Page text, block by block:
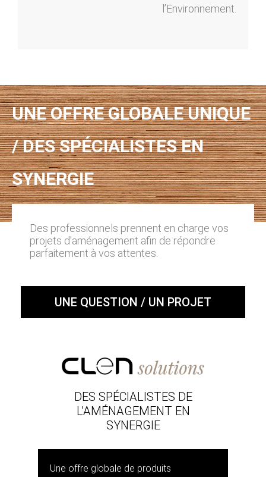
l’Environnement.
UNE OFFRE GLOBALE UNIQUE
/ DES SPÉCIALISTES EN
SYNERGIE
Des professionnels prennent en charge vos
projets d'aménagement afin de répondre
parfaitement à vos attentes.
UNE QUESTION / UN PROJET
DES SPÉCIALISTES DE
L’AMÉNAGEMENT EN
SYNERGIE
Une offre globale de produits